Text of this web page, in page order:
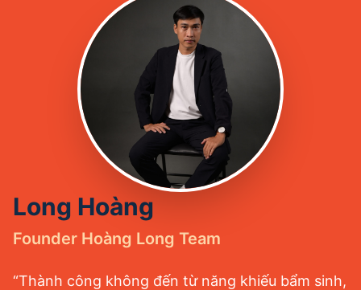
Long Hoàng
Founder Hoàng Long Team
“Thành công không đến từ năng khiếu bẩm sinh,